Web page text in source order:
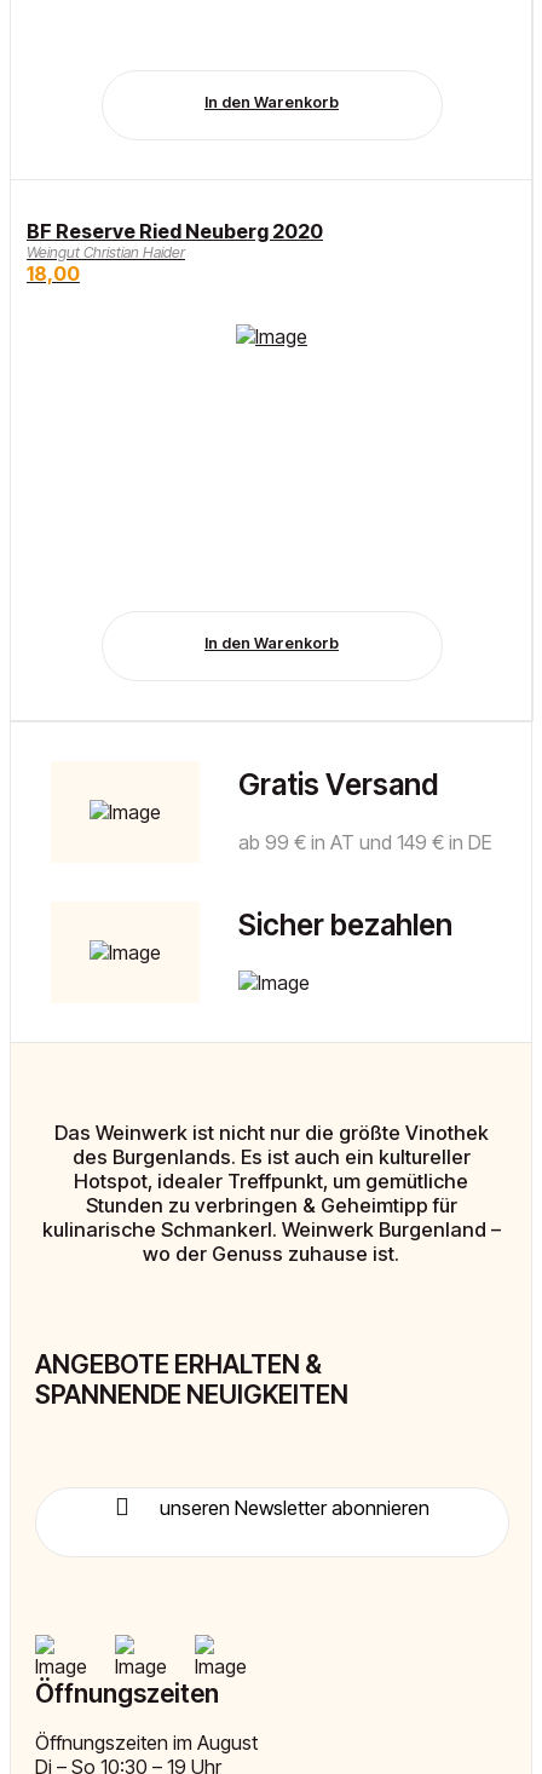
In den Warenkorb
BF Reserve Ried Neuberg 2020
Weingut Christian Haider
18,00
In den Warenkorb
Gratis Versand
ab 99 € in AT und 149 € in DE
Sicher bezahlen
Das Weinwerk ist nicht nur die größte Vinothek
des Burgenlands. Es ist auch ein kultureller
Hotspot, idealer Treffpunkt, um gemütliche
Stunden zu verbringen & Geheimtipp für
kulinarische Schmankerl. Weinwerk Burgenland –
wo der Genuss zuhause ist.
ANGEBOTE ERHALTEN &
SPANNENDE NEUIGKEITEN
unseren Newsletter abonnieren
Öffnungszeiten
Öffnungszeiten im August
Di – So 10:30 – 19 Uhr